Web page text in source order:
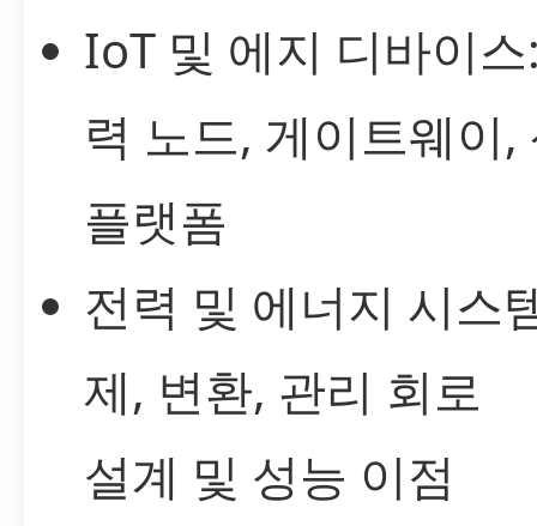
IoT 및 에지 디바이
력 노드, 게이트웨이,
플랫폼
전력 및 에너지 시스
제, 변환, 관리 회로
설계 및 성능 이점